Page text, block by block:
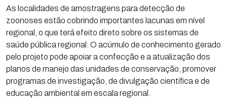
As localidades de amostragens para detecção de
zoonoses estão cobrindo importantes lacunas em nível
regional, o que terá efeito direto sobre os sistemas de
saúde pública regional. O acúmulo de conhecimento gerado
pelo projeto pode apoiar a confecção e a atualização dos
planos de manejo das unidades de conservação, promover
programas de investigação, de divulgação científica e de
educação ambiental em escala regional.